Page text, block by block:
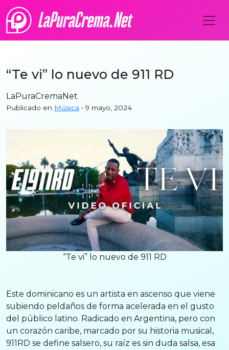
“Te vi” lo nuevo de 911 RD
LaPuraCremaNet
Publicado en Música • 9 mayo, 2024
“Te vi” lo nuevo de 911 RD
Este dominicano es un artista en ascenso que viene
subiendo peldaños de forma acelerada en el gusto
del público latino. Radicado en Argentina, pero con
un corazón caribe, marcado por su historia musical,
911RD se define salsero, su raíz es sin duda salsa, esa